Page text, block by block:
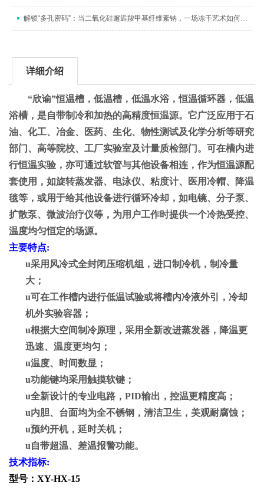
解锁“多孔密码”：当二氧化硅邂逅羧甲基纤维素钠，一场冻干艺术如何织就纳米“海绵梦”
详细介绍
“欣谕”恒温槽，低温槽，低温水浴，恒温循环器，低温
浴槽，是自带制冷和加热的高精度恒温源。它广泛应用于石
油、化工、冶金、医药、生化、物性测试及化学分析等研究
部门、高等院校、工厂实验室及计量质检部门。可在槽内进
行恒温实验，亦可通过软管与其他设备相连，作为恒温源配
套使用，如旋转蒸发器、电泳仪、粘度计、医用冷帽、降温
毯等，或用于给其他设备进行循环冷却，如电镜、分子泵、
扩散泵、微波治疗仪等，为用户工作时提供一个冷热受控、
温度均匀恒定的场源。
主要特点:
u采用风冷式全封闭压缩机组，进口制冷机，制冷量
大；
u可在工作槽内进行低温试验或将槽内冷液外引，冷却
机外实验容器；
u根据大空间制冷原理，采用全新改进蒸发器，降温更
迅速、温度更均匀；
u温度、时间数显；
u功能键均采用触摸软键；
u全新设计的专业电路，PID输出，控温更精度高；
u内胆、台面均为全不锈钢，清洁卫生，美观耐腐蚀；
u预约开机，延时关机；
u自带超温、差温报警功能。
技术指标:
型号：XY-HX-15